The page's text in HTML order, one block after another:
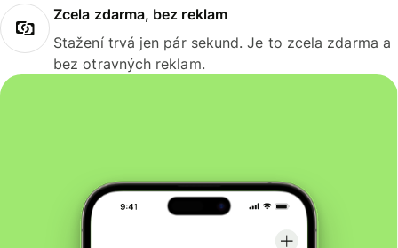
Zcela zdarma, bez reklam
Stažení trvá jen pár sekund. Je to zcela zdarma a
bez otravných reklam.